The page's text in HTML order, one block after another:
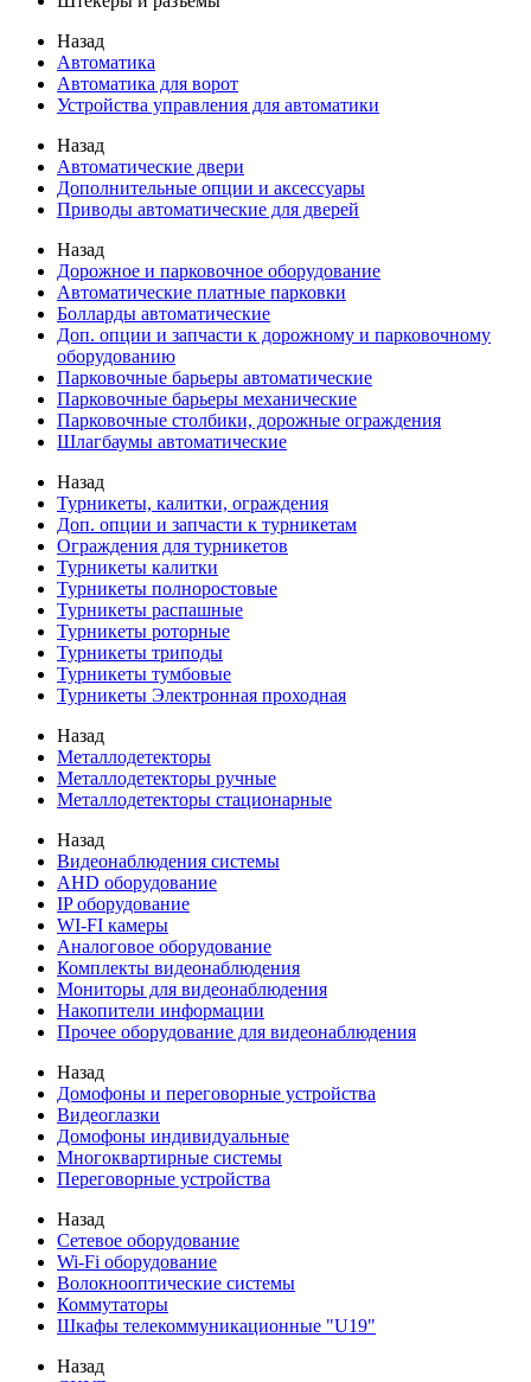
Назад
Автоматика
Автоматика для ворот
Устройства управления для автоматики
Назад
Автоматические двери
Дополнительные опции и аксессуары
Приводы автоматические для дверей
Назад
Дорожное и парковочное оборудование
Автоматические платные парковки
Болларды автоматические
Доп. опции и запчасти к дорожному и парковочному
оборудованию
Парковочные барьеры автоматические
Парковочные барьеры механические
Парковочные столбики, дорожные ограждения
Шлагбаумы автоматические
Назад
Турникеты, калитки, ограждения
Доп. опции и запчасти к турникетам
Ограждения для турникетов
Турникеты калитки
Турникеты полноростовые
Турникеты распашные
Турникеты роторные
Турникеты триподы
Турникеты тумбовые
Турникеты Электронная проходная
Назад
Металлодетекторы
Металлодетекторы ручные
Металлодетекторы стационарные
Назад
Видеонаблюдения cистемы
AHD оборудование
IP оборудование
WI-FI камеры
Аналоговое оборудование
Комплекты видеонаблюдения
Мониторы для видеонаблюдения
Накопители информации
Прочее оборудование для видеонаблюдения
Назад
Домофоны и переговорные устройства
Видеоглазки
Домофоны индивидуальные
Многоквартирные системы
Переговорные устройства
Назад
Сетевое оборудование
Wi-Fi оборудование
Волокнооптические системы
Коммутаторы
Шкафы телекоммуникационные "U19"
Назад